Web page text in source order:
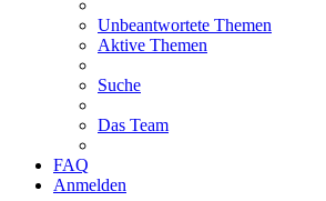
Unbeantwortete Themen
Aktive Themen
Suche
Das Team
FAQ
Anmelden